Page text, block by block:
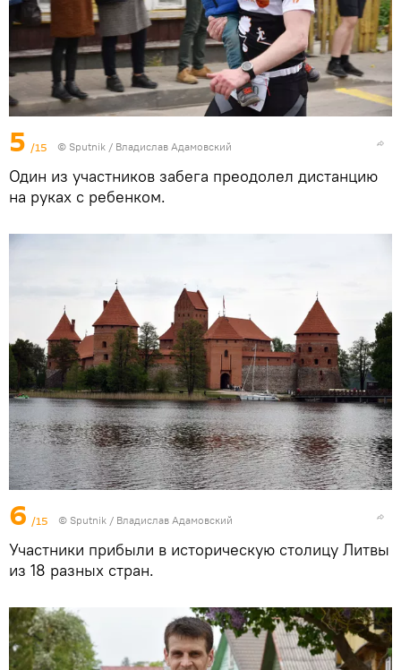
5 /15 © Sputnik / Владислав Адамовский
Один из участников забега преодолел дистанцию
на руках с ребенком.
6 /15 © Sputnik / Владислав Адамовский
Участники прибыли в историческую столицу Литвы
из 18 разных стран.